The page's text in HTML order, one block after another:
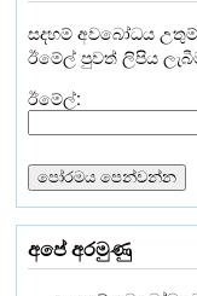
සදහම් අවබෝධය
ඊමේල් පුවත් ලිපිය
ඊමේල්:
අපේ අරමුණු